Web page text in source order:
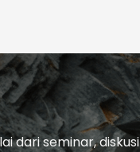
dari seminar, diskusi